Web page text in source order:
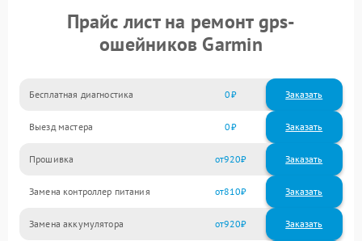
Прайс лист на ремонт gps-
ошейников Garmin
Бесплатная диагностика 0 Заказать
Выезд мастера 0 Заказать
Прошивка 920
Замена контроллер питания 810
Замена аккумулятора 920